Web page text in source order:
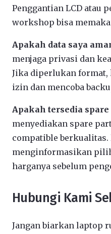
Penggantian LCD atau
workshop bisa
Apakah data saya
menjaga privasi dan
Jika diperlukan
izin dan mencoba
Apakah tersedia
menyediakan spare
compatible berkualitas.
menginformasikan
harganya sebelum
Hubungi Kami
Jangan biarkan laptop